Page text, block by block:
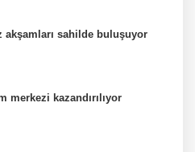
akşamları sahilde buluşuyor
merkezi kazandırılıyor